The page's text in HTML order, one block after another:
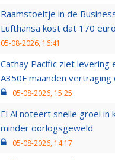
Raamstoeltje in de
Lufthansa kost dat 170
05-08-2026, 16:41
Cathay Pacific ziet levering
A350F maanden vertraging
05-08-2026, 15:25
El Al noteert snelle groei in
minder oorlogsgeweld
05-08-2026, 14:17